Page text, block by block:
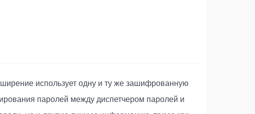
использует одну и ту же зашифрованную
паролей между диспетчером паролей и